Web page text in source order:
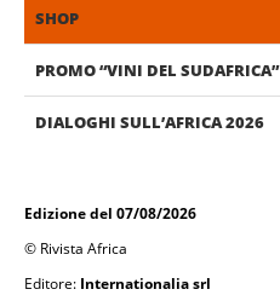
SHOP
PROMO “VINI DEL SUDAFRICA”
DIALOGHI SULL’AFRICA 2026
Edizione del 07/08/2026
© Rivista Africa
Editore: Internationalia srl